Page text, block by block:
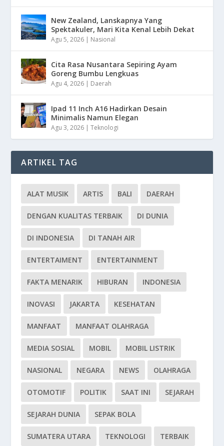
New Zealand, Lanskapnya Yang
Spektakuler, Mari Kita Kenal Lebih Dekat
Agu 5, 2026 | Nasional
Cita Rasa Nusantara Sepiring Ayam
Goreng Bumbu Lengkuas
Agu 4, 2026 | Daerah
Ipad 11 Inch A16 Hadirkan Desain
Minimalis Namun Elegan
Agu 3, 2026 |Teknologi
ARTIKEL TAG
ALAT MUSIK ARTIS BALI DAERAH
DENGAN KUALITAS TERBAIK DI DUNIA
DI INDONESIA DI TANAH AIR
ENTERTAIMENT ENTERTAINMENT
FAKTA MENARIK HIBURAN INDONESIA
INOVASI JAKARTA KESEHATAN
MANFAAT MANFAAT OLAHRAGA
MEDIA SOSIAL MOBIL MOBIL LISTRIK
NASIONAL NEGARA NEWS OLAHRAGA
OTOMOTIF POLITIK SAAT INI SEJARAH
SEJARAH DUNIA SEPAK BOLA
SUMATERA UTARA TEKNOLOGI TERBAIK